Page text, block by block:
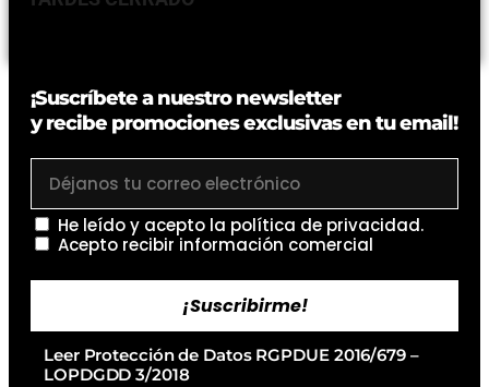
¡Suscríbete a nuestro newsletter
y recibe promociones exclusivas en tu email!
He leído y acepto la política de privacidad.
Acepto recibir información comercial
¡Suscribirme!
Leer Protección de Datos RGPDUE 2016/679 –
LOPDGDD 3/2018